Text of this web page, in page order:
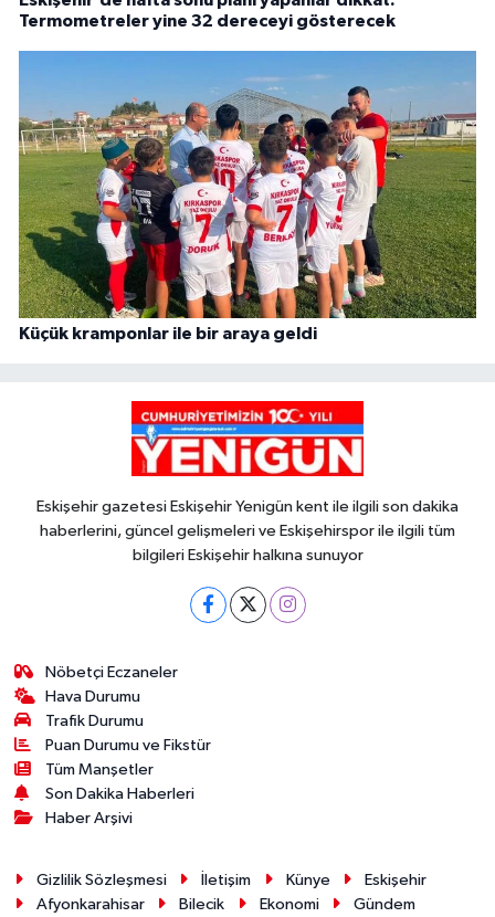
Termometreler yine 32 dereceyi gösterecek
Küçük kramponlar ile bir araya geldi
Eskişehir gazetesi Eskişehir Yenigün kent ile ilgili son dakika
haberlerini, güncel gelişmeleri ve Eskişehirspor ile ilgili tüm
bilgileri Eskişehir halkına sunuyor
Nöbetçi Eczaneler
Hava Durumu
Trafik Durumu
Puan Durumu ve Fikstür
Tüm Manşetler
Son Dakika Haberleri
Haber Arşivi
Gizlilik Sözleşmesi İletişim Künye
Eskişehir
Afyonkarahisar
Bilecik Ekonomi
Gündem